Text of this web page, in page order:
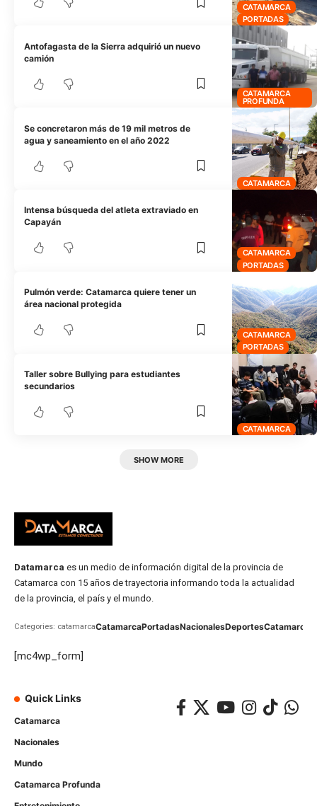
CATAMARCA
PORTADAS
CATAMARCA
PROFUNDA
Antofagasta de la Sierra adquirió un nuevo
camión
CATAMARCA
Se concretaron más de 19 mil metros de
agua y saneamiento en el año 2022
CATAMARCA
PORTADAS
Intensa búsqueda del atleta extraviado en
Capayán
CATAMARCA
PORTADAS
Pulmón verde: Catamarca quiere tener un
área nacional protegida
CATAMARCA
Taller sobre Bullying para estudiantes
secundarios
SHOW MORE
Datamarca es un medio de información digital de la provincia de
Catamarca con 15 años de trayectoria informando toda la actualidad
de la provincia, el país y el mundo.
Categories: catamarcaCatamarcaPortadasNacionalesDeportesCatamarca
[mc4wp_form]
Quick Links
Catamarca
Nacionales
Mundo
Catamarca Profunda